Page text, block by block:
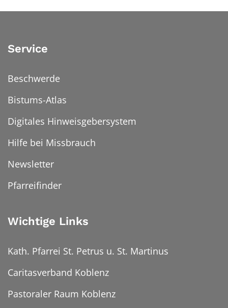
Service
Beschwerde
Bistums-Atlas
Digitales Hinweisgebersystem
Hilfe bei Missbrauch
Newsletter
Pfarreifinder
Wichtige Links
Kath. Pfarrei St. Petrus u. St. Martinus
Caritasverband Koblenz
Pastoraler Raum Koblenz